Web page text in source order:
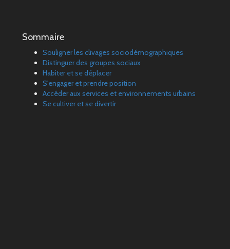
Sommaire
Souligner les clivages sociodémographiques
Distinguer des groupes sociaux
Habiter et se déplacer
S'engager et prendre position
Accéder aux services et environnements urbains
Se cultiver et se divertir